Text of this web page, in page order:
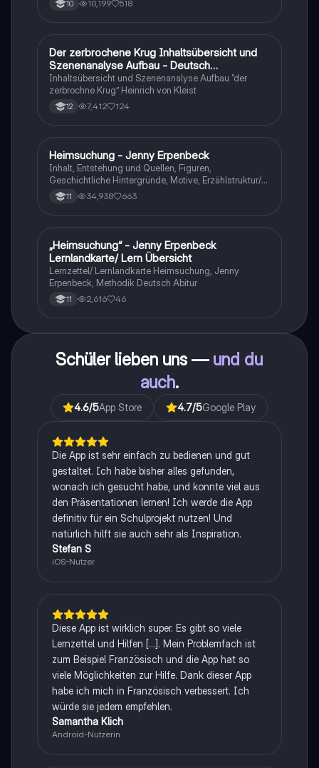
10 10,199 518
Deutsch
Der zerbrochene Krug Inhaltsübersicht und
Szenenanalyse Aufbau - Deutsch
Q1/Q2/Abitur
Inhaltsübersicht und Szenenanalyse Aufbau “der
zerbrochne Krug” Heinrich von Kleist
12 7,412 124
Deutsch
Heimsuchung - Jenny Erpenbeck
Inhalt, Entstehung und Quellen, Figuren,
Geschichtliche Hintergründe, Motive, Erzählstruktur/-
stil 11 34,938 663
Deutsch
„Heimsuchung“ - Jenny Erpenbeck
Lernlandkarte/ Lern Übersicht
Lernzettel/ Lernlandkarte Heimsuchung, Jenny
Erpenbeck, Methodik Deutsch Abitur
11 2,616 46
Schüler lieben uns — und du
auch.
4.6/5App Store 4.7/5Google Play
Die App ist sehr einfach zu bedienen und gut
gestaltet. Ich habe bisher alles gefunden,
wonach ich gesucht habe, und konnte viel aus
den Präsentationen lernen! Ich werde die App
definitiv für ein Schulprojekt nutzen! Und
natürlich hilft sie auch sehr als Inspiration.
Stefan S
iOS-Nutzer
Diese App ist wirklich super. Es gibt so viele
Lernzettel und Hilfen [...]. Mein Problemfach ist
zum Beispiel Französisch und die App hat so
viele Möglichkeiten zur Hilfe. Dank dieser App
habe ich mich in Französisch verbessert. Ich
würde sie jedem empfehlen.
Samantha Klich
Android-Nutzerin